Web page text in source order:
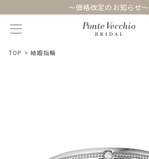
～価格改定のお知らせ～
TOP > 結婚指輪